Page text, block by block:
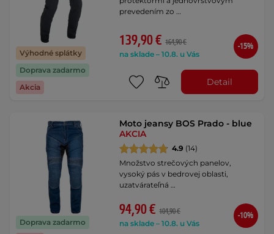
Výhodné splátky
Doprava zadarmo
Akcia
prevedením zo …
139,90 € 164,90 €
na sklade – 10.8. u Vás
-15%
Detail
Doprava zadarmo
Moto jeansy BOS Prado - blue
AKCIA
4.9 (14)
Množstvo strečových panelov,
vysoký pás v bedrovej oblasti,
uzatvárateľná …
94,90 € 104,90 €
na sklade – 10.8. u Vás
-10%